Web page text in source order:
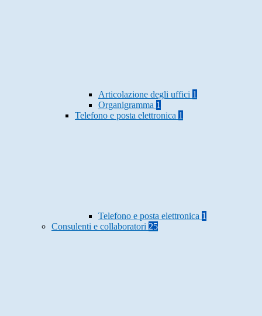
Articolazione degli uffici 1
Organigramma 1
Telefono e posta elettronica 1
Telefono e posta elettronica 1
Consulenti e collaboratori 25